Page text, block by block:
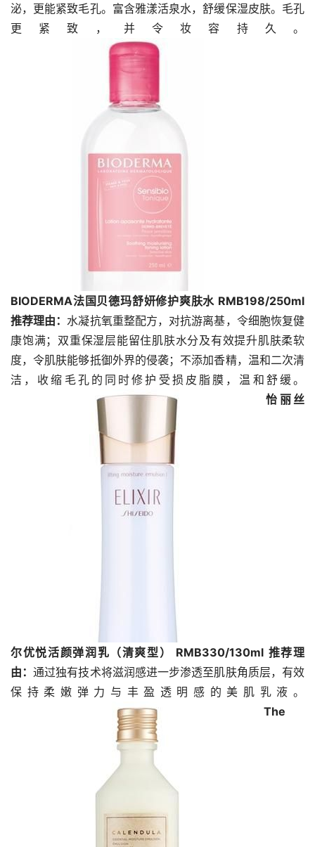
泌，更能紧致毛孔。富含雅漾活泉水，舒缓保湿皮肤。毛孔
更紧致，并令妆容持久。
BIODERMA法国贝德玛舒妍修护爽肤水 RMB198/250ml
推荐理由： 水凝抗氧重整配方，对抗游离基，令细胞恢复健
康饱满；双重保湿层能留住肌肤水分及有效提升肌肤柔软
度，令肌肤能够抵御外界的侵袭；不添加香精，温和二次清
洁，收缩毛孔的同时修护受损皮脂膜，温和舒缓。
怡丽丝
尔优悦活颜弹润乳（清爽型） RMB330/130ml 推荐理
由：通过独有技术将滋润感进一步渗透至肌肤角质层，有效
保持柔嫩弹力与丰盈透明感的美肌乳液。
The